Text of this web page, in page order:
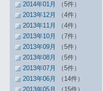
2014年01月
（5件）
2013年12月
（4件）
2013年11月
（4件）
2013年10月
（7件）
2013年09月
（5件）
2013年08月
（5件）
2013年07月
（5件）
2013年06月
（14件）
2013年05月
（15件）